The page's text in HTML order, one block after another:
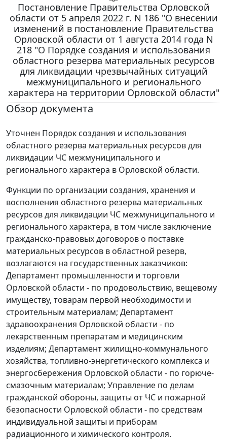
Постановление Правительства Орловской
области от 5 апреля 2022 г. N 186 "О внесении
изменений в постановление Правительства
Орловской области от 1 августа 2014 года N
218 "О Порядке создания и использования
областного резерва материальных ресурсов
для ликвидации чрезвычайных ситуаций
межмуниципального и регионального
характера на территории Орловской области"
Обзор документа
Уточнен Порядок создания и использования
областного резерва материальных ресурсов для
ликвидации ЧС межмуниципального и
регионального характера в Орловской области.
Функции по организации создания, хранения и
восполнения областного резерва материальных
ресурсов для ликвидации ЧС межмуниципального и
регионального характера, в том числе заключение
гражданско-правовых договоров о поставке
материальных ресурсов в областной резерв,
возлагаются на государственных заказчиков:
Департамент промышленности и торговли
Орловской области - по продовольствию, вещевому
имуществу, товарам первой необходимости и
строительным материалам; Департамент
здравоохранения Орловской области - по
лекарственным препаратам и медицинским
изделиям; Департамент жилищно-коммунального
хозяйства, топливно-энергетического комплекса и
энергосбережения Орловской области - по горюче-
смазочным материалам; Управление по делам
гражданской обороны, защиты от ЧС и пожарной
безопасности Орловской области - по средствам
индивидуальной защиты и приборам
радиационного и химического контроля.